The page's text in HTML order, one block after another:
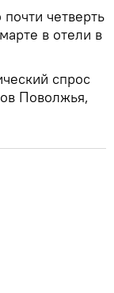
четверть
в отели в
спрос
Поволжья,